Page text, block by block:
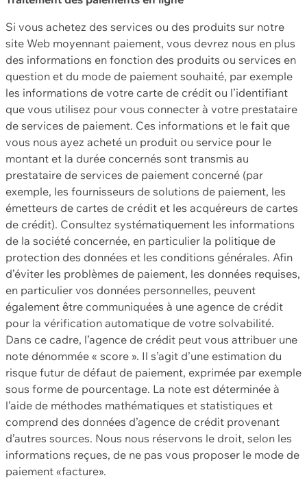
Si vous achetez des services ou des produits sur notre
site Web moyennant paiement, vous devrez nous en plus
des informations en fonction des produits ou services en
question et du mode de paiement souhaité, par exemple
les informations de votre carte de crédit ou l’identifiant
que vous utilisez pour vous connecter à votre prestataire
de services de paiement. Ces informations et le fait que
vous nous ayez acheté un produit ou service pour le
montant et la durée concernés sont transmis au
prestataire de services de paiement concerné (par
exemple, les fournisseurs de solutions de paiement, les
émetteurs de cartes de crédit et les acquéreurs de cartes
de crédit). Consultez systématiquement les informations
de la société concernée, en particulier la politique de
protection des données et les conditions générales. Afin
d’éviter les problèmes de paiement, les données requises,
en particulier vos données personnelles, peuvent
également être communiquées à une agence de crédit
pour la vérification automatique de votre solvabilité.
Dans ce cadre, l’agence de crédit peut vous attribuer une
note dénommée « score ». Il s’agit d’une estimation du
risque futur de défaut de paiement, exprimée par exemple
sous forme de pourcentage. La note est déterminée à
l’aide de méthodes mathématiques et statistiques et
comprend des données d’agence de crédit provenant
d’autres sources. Nous nous réservons le droit, selon les
informations reçues, de ne pas vous proposer le mode de
paiement «facture».